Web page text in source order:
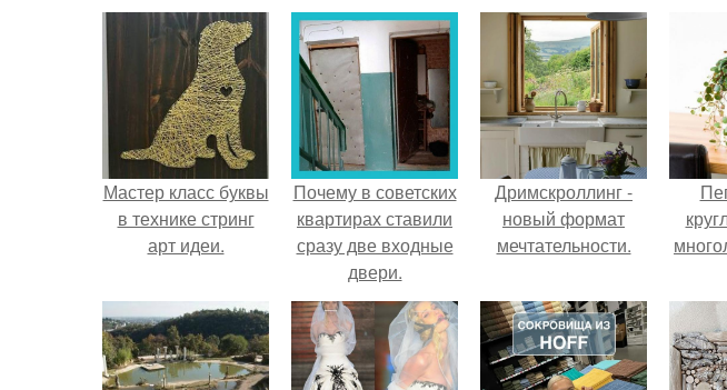
Мастер класс буквы
в технике стринг
арт идеи.
Почему в советских
квартирах ставили
сразу две входные
двери.
Дримскроллинг -
новый формат
мечтательности.